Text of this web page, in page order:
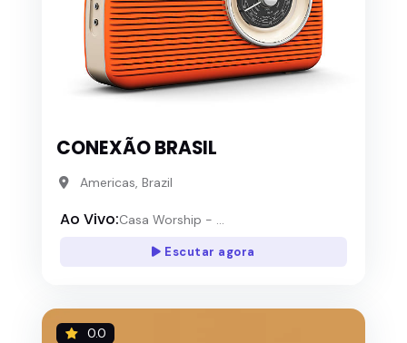
CONEXÃO BRASIL
Americas, Brazil
Ao Vivo:Casa Worship - ...
Escutar agora
0.0